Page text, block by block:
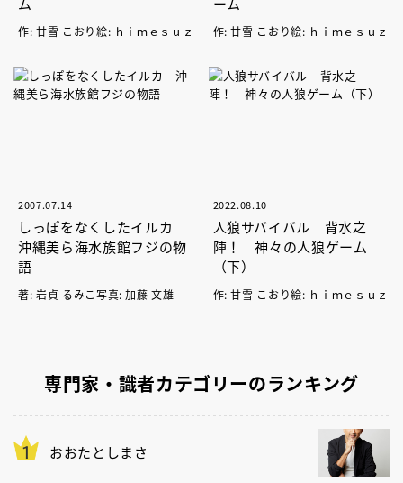
作: 甘雪 こおり絵: ｈｉｍｅｓｕｚ 作: 甘雪 こおり絵: ｈｉｍｅｓｕｚ
2007.07.14
しっぽをなくしたイルカ
沖縄美ら海水族館フジの物
語
著: 岩貞 るみこ写真: 加藤 文雄
2022.08.10
人狼サバイバル 背水之
陣！ 神々の人狼ゲーム
（下）
作: 甘雪 こおり絵: ｈｉｍｅｓｕｚ
専門家・識者カテゴリーのランキング
おおたとしまさ